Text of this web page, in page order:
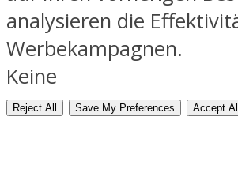
analysieren die
Werbekampagnen.
Keine
Reject All Save My Preferences Accept All